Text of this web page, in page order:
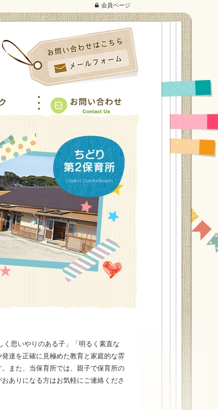
会員ページ
思いやりのある子」「明るく素直な
達を正確に見極めた教育と家庭的な雰
また、当保育所では、親子で保育所の
ありになる方はお気軽にご連絡くださ